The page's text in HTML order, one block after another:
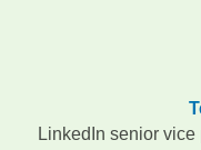
LinkedIn senior